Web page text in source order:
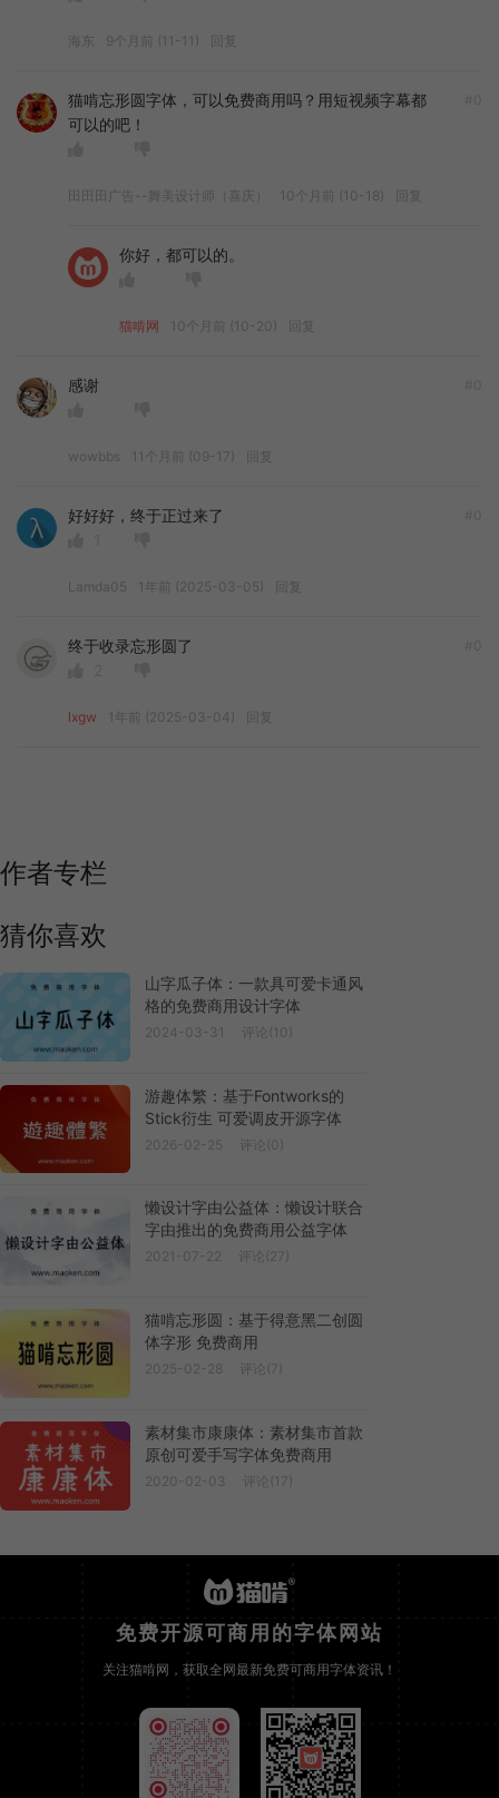
海东 9个月前 (11-11) 回复
猫啃忘形圆字体，可以免费商用吗？用短视频字幕都
可以的吧！
田田田广告--舞美设计师（喜庆） 10个月前 (10-18) 回复
你好，都可以的。
猫啃网 10个月前 (10-20) 回复
感谢
wowbbs 11个月前 (09-17) 回复
好好好，终于正过来了
Lamda05 1年前 (2025-03-05) 回复
终于收录忘形圆了
lxgw 1年前 (2025-03-04) 回复
作者专栏
猜你喜欢
山字瓜子体：一款具可爱卡通风
格的免费商用设计字体
2024-03-31 评论(10)
游趣体繁：基于Fontworks的
Stick衍生 可爱调皮开源字体
2026-02-25 评论(0)
懒设计字由公益体：懒设计联合
字由推出的免费商用公益字体
2021-07-22 评论(27)
猫啃忘形圆：基于得意黑二创圆
体字形 免费商用
2025-02-28 评论(7)
素材集市康康体：素材集市首款
原创可爱手写字体免费商用
2020-02-03 评论(17)
免费开源可商用的字体网站
关注猫啃网，获取全网最新免费可商用字体资讯！